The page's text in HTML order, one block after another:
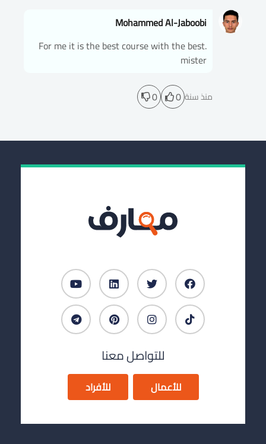
Mohammed Al-Jaboobi
.For me it is the best course with the best
mister
منذ سنة 0
0
للتواصل معنا
للأعمال للأفراد